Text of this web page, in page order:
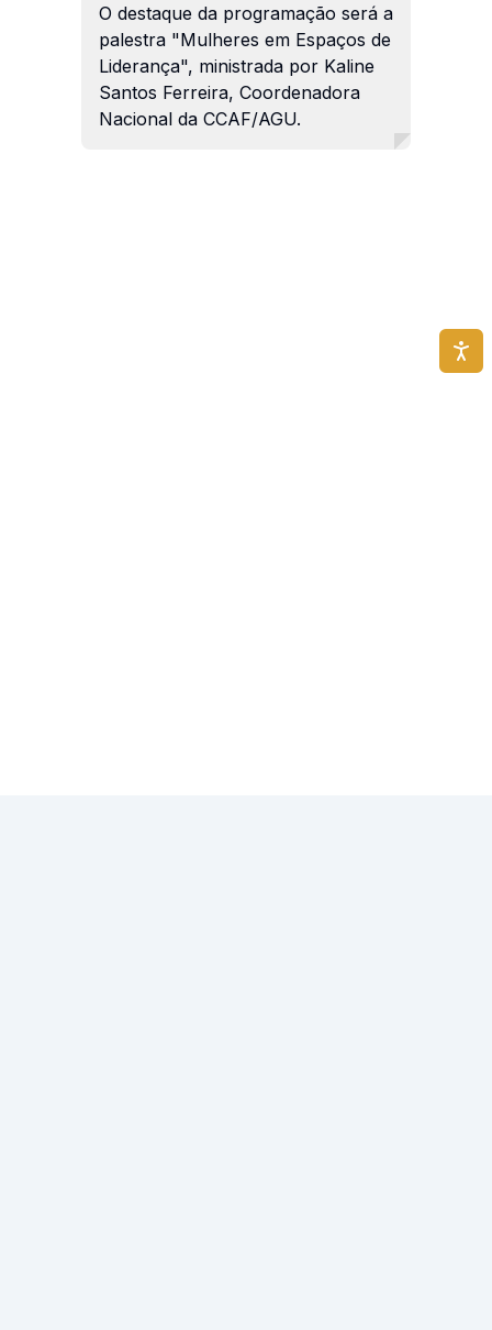
O destaque da programação será a
palestra "Mulheres em Espaços de
Liderança", ministrada por Kaline
Santos Ferreira, Coordenadora
Nacional da CCAF/AGU.